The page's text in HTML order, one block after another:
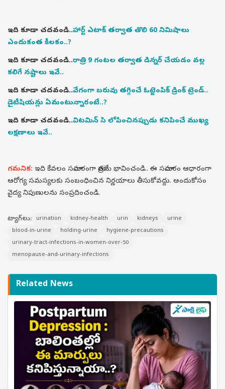
ఇది కూడా చదవండి..హార్ట్ ఎటాక్ తర్వాత తొలి 60 నిమిషాలు
ఎందుకంత కీలకం..?
ఇది కూడా చదవండి..రాత్రి 9 గంటల తర్వాత డిన్నర్ చేయడం వల్ల
కలిగే నష్టాలు ఇవే..
ఇది కూడా చదవండి..వేగంగా బరువు తగ్గించే ఓట్జెంపిక్ డ్రింక్ ట్రెండ్..
డైటీషియన్లు ఏమంటున్నారంటే..?
ఇది కూడా చదవండి..విటమిన్ సి లోపించినప్పుడు కనిపించే ముఖ్య
లక్షణాలు ఇవే..
గమనిక: ఇది కేవలం సమాచారంగా మాత్రమే భావించండి.. ఈ సమాచారం ఆధారంగా
ఆరోగ్య సమస్యలకు సంబంధించిన నిర్ణయాలు తీసుకోవద్దు. అందుకోసం
వైద్య నిపుణులను సంప్రదించండి.
ట్యాగ్‌లు: urination kidney-health urin kidneys
urine
blood-in-urine
holding-urine
hygiene-precautions
urinary-tract-infections-in-women-over-50
menopause-and-urinary-infections
Related News